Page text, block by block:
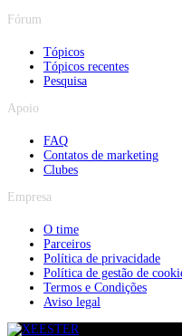
Fórum
Tópicos
Tópicos recentes
Pesquisa
Apoio
FAQ
Contatos de marketing
Clubes
Empresa
O time
Parceiros
Política de privacidade
Política de gestão de
Termos e Condições
Aviso legal